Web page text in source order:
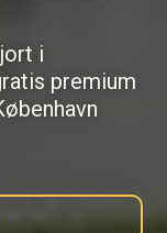
i
premium